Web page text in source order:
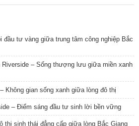
đầu tư vàng giữa trung tâm công nghiệp Bắc
– Sống thượng lưu giữa miền xanh
Không gian sống xanh giữa lòng đô thị
– Điểm sáng đầu tư sinh lời bền vững
thị sinh thái đẳng cấp giữa lòng Bắc Giang